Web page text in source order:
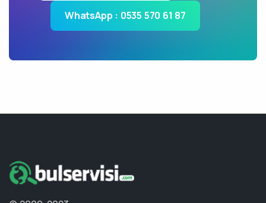
WhatsApp : 0535 570 61 87